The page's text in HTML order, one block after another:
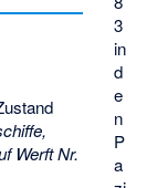
3
in
d
e
n
P
a
Werft Nr.